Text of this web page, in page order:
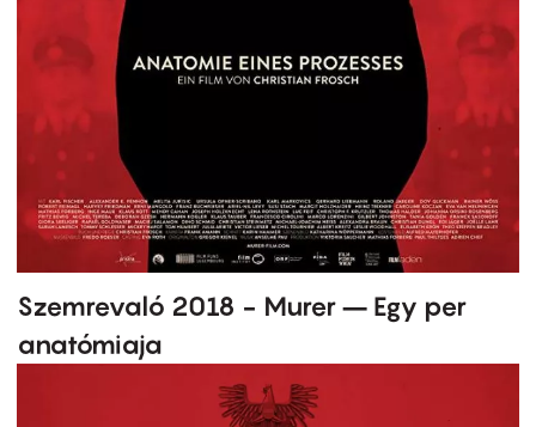
Szemrevaló 2018 - Murer – Egy per
anatómiaja